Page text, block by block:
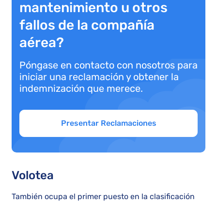
mantenimiento u otros
fallos de la compañía
aérea?
Póngase en contacto con nosotros para
iniciar una reclamación y obtener la
indemnización que merece.
Presentar Reclamaciones
Volotea
También ocupa el primer puesto en la clasificación